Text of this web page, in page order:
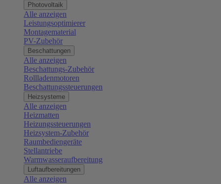
Photovoltaik
Alle anzeigen
Leistungsoptimierer
Montagematerial
PV-Zubehör
Beschattungen
Alle anzeigen
Beschattungs-Zubehör
Rollladenmotoren
Beschattungssteuerungen
Heizsysteme
Alle anzeigen
Heizmatten
Heizungssteuerungen
Heizsystem-Zubehör
Raumbediengeräte
Stellantriebe
Warmwasseraufbereitung
Luftaufbereitungen
Alle anzeigen